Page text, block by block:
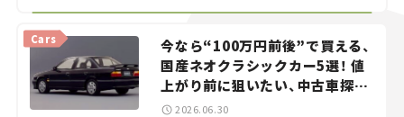
今なら“100万円前後”で買える、
国産ネオクラシックカー5選！ 値
上がり前に狙いたい、中古車探し
をお手伝い――ちょっとイケてるマ
Cars
2026.06.30